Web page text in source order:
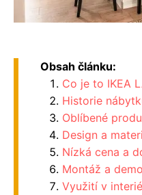
Obsah článku:
Co je to IKEA
Historie
Oblíbené
Design a
Nízká cena a
Montáž a
Využití v